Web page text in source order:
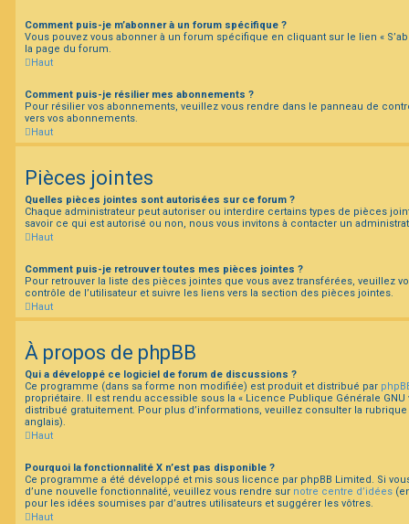
Comment puis-je m’abonner à un forum spécifique ?
Vous pouvez vous abonner à un forum spécifique en cliquant sur le lien «
la page du forum.
Haut
Comment puis-je résilier mes abonnements ?
Pour résilier vos abonnements, veuillez vous rendre dans le panneau de
vers vos abonnements.
Haut
Pièces jointes
Quelles pièces jointes sont autorisées sur ce forum ?
Chaque administrateur peut autoriser ou interdire certains types de pièces
savoir ce qui est autorisé ou non, nous vous invitons à contacter un
Haut
Comment puis-je retrouver toutes mes pièces jointes ?
Pour retrouver la liste des pièces jointes que vous avez transférées, veuillez
contrôle de l’utilisateur et suivre les liens vers la section des pièces jointes.
Haut
À propos de phpBB
Qui a développé ce logiciel de forum de discussions ?
Ce programme (dans sa forme non modifiée) est produit et distribué par
propriétaire. Il est rendu accessible sous la « Licence Publique Générale GNU
distribué gratuitement. Pour plus d’informations, veuillez consulter la
anglais).
Haut
Pourquoi la fonctionnalité X n’est pas disponible ?
Ce programme a été développé et mis sous licence par phpBB Limited. Si
d’une nouvelle fonctionnalité, veuillez vous rendre sur notre centre d’idées
pour les idées soumises par d’autres utilisateurs et suggérer les vôtres.
Haut